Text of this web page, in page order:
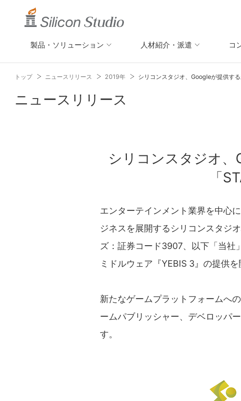
製品・ソリューション 人材紹介・派遣 コ
トップ ニュースリリース 2019年 シリコンスタジオ、Googleが提供す
ニュースリリース
シリコンスタジオ
「
エンターテインメント業界を中心
ジネスを展開するシリコンスタジ
ズ：証券コード3907、以下「当社
ミドルウェア『YEBIS 3』の提供
新たなゲームプラットフォームへ
ームパブリッシャー、デベロッパ
す。